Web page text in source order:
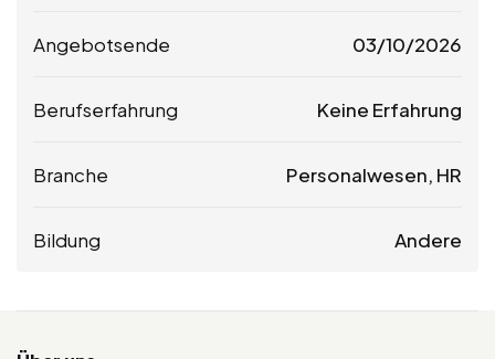
Angebotsende 03/10/2026
Berufserfahrung Keine Erfahrung
Branche Personalwesen, HR
Bildung Andere